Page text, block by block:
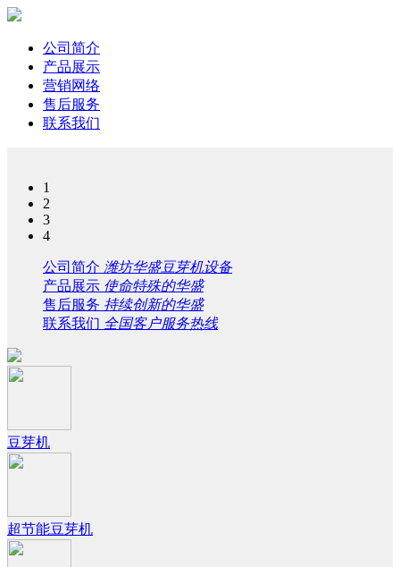
公司简介
产品展示
营销网络
售后服务
联系我们
1
2
3
4
公司简介 潍坊华盛豆芽机设备
产品展示 使命特殊的华盛
售后服务 持续创新的华盛
联系我们 全国客户服务热线
豆芽机
超节能豆芽机